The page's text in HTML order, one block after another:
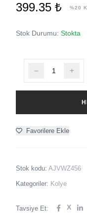
399.35 ₺ %20
Stok Durumu: Stokta
Favorilere Ekle
Stok kodu: AJVWZ456
Kategoriler: Kolye
Tavsiye Et: X